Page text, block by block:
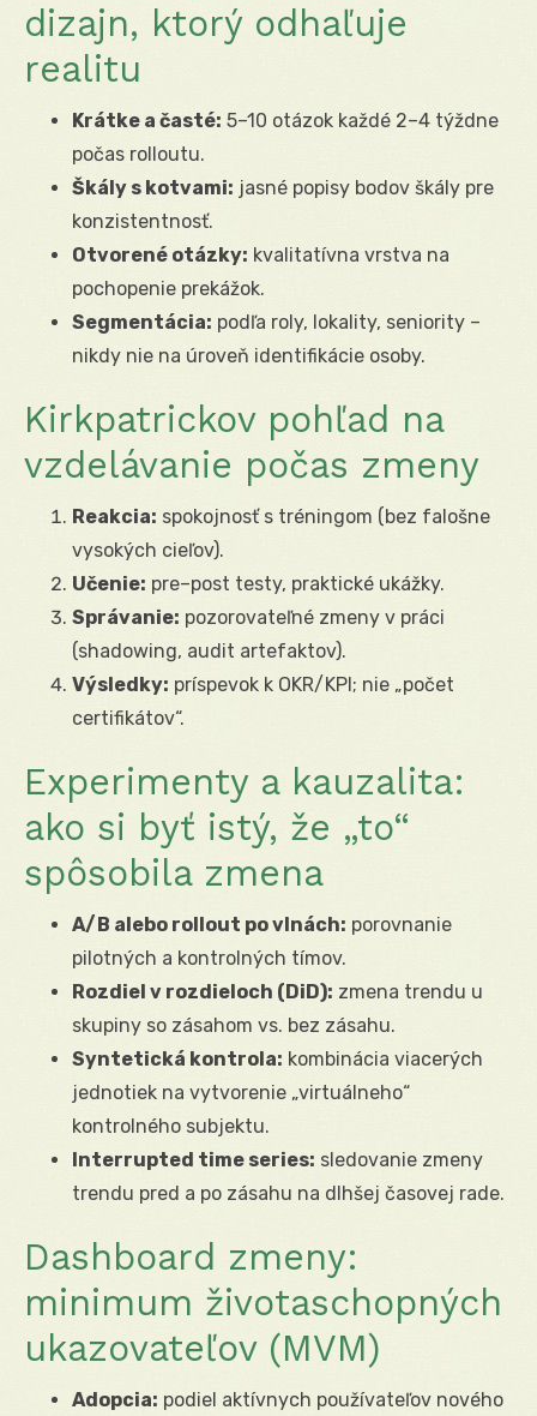
dizajn, ktorý odhaľuje
realitu
Krátke a časté: 5–10 otázok každé 2–4 týždne
počas rolloutu.
Škály s kotvami: jasné popisy bodov škály pre
konzistentnosť.
Otvorené otázky: kvalitatívna vrstva na
pochopenie prekážok.
Segmentácia: podľa roly, lokality, seniority –
nikdy nie na úroveň identifikácie osoby.
Kirkpatrickov pohľad na
vzdelávanie počas zmeny
Reakcia: spokojnosť s tréningom (bez falošne
vysokých cieľov).
Učenie: pre–post testy, praktické ukážky.
Správanie: pozorovateľné zmeny v práci
(shadowing, audit artefaktov).
Výsledky: príspevok k OKR/KPI; nie „počet
certifikátov“.
Experimenty a kauzalita:
ako si byť istý, že „to“
spôsobila zmena
A/B alebo rollout po vlnách: porovnanie
pilotných a kontrolných tímov.
Rozdiel v rozdieloch (DiD): zmena trendu u
skupiny so zásahom vs. bez zásahu.
Syntetická kontrola: kombinácia viacerých
jednotiek na vytvorenie „virtuálneho“
kontrolného subjektu.
Interrupted time series: sledovanie zmeny
trendu pred a po zásahu na dlhšej časovej rade.
Dashboard zmeny:
minimum životaschopných
ukazovateľov (MVM)
Adopcia: podiel aktívnych používateľov nového